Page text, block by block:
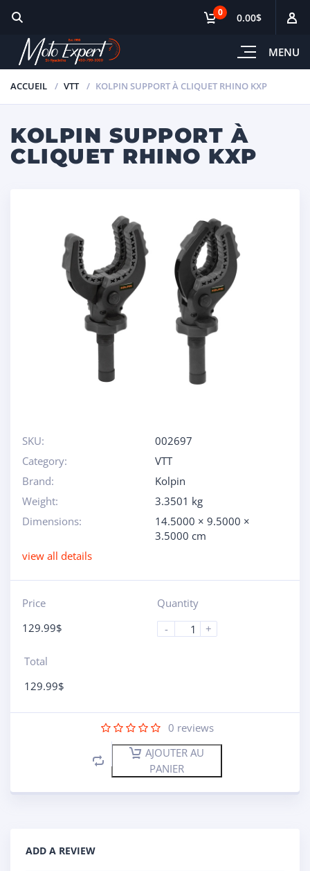
MENU
0 0.00$
ACCUEIL VTT KOLPIN SUPPORT À CLIQUET RHINO KXP
KOLPIN SUPPORT À
CLIQUET RHINO KXP
SKU:
002697
Category:
VTT
Brand:
Kolpin
Weight:
3.3501 kg
Dimensions:
14.5000 × 9.5000 ×
3.5000 cm
view all details
Price
129.99$
Quantity
-
+
Total
129.99$
0 reviews
AJOUTER AU
PANIER
ADD A REVIEW